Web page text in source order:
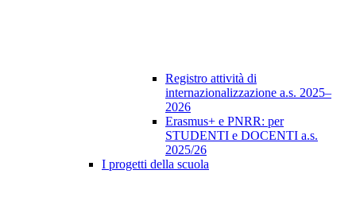
Registro attività di
internazionalizzazione a.s. 2025–
2026
Erasmus+ e PNRR: per
STUDENTI e DOCENTI a.s.
2025/26
I progetti della scuola